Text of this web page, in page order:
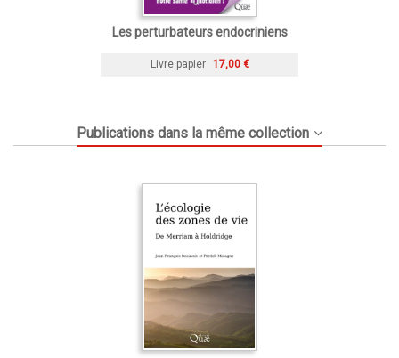
Les perturbateurs endocriniens
Livre papier 17,00 €
Publications dans la même collection